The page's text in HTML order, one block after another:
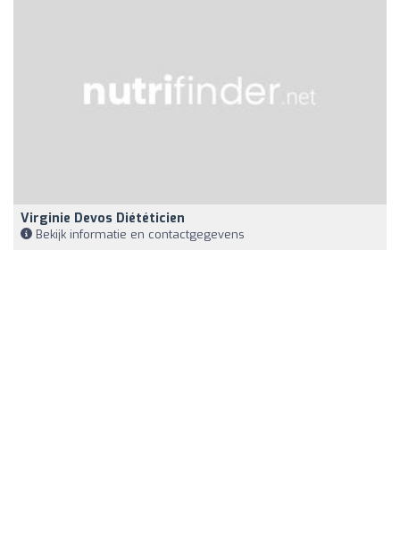
Virginie Devos Diététicien
Bekijk informatie en contactgegevens